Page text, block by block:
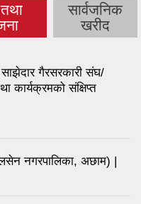
सार्वजनिक
खरीद
गैरसरकारी संघ/
कार्यक्रमको संक्षिप्त
नगरपालिका, अछाम) |